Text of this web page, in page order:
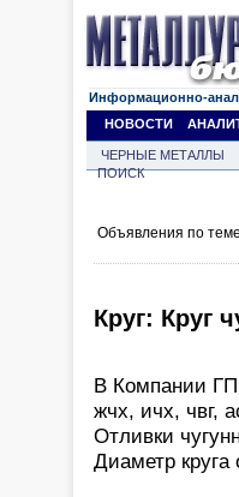
Информационно-
НОВОСТИ
ЧЕРНЫЕ МЕТАЛЛЫ
ПОИСК
Объявления по
Круг: Круг
В Компании
жчх, ичх, чвг,
Отливки
Диаметр